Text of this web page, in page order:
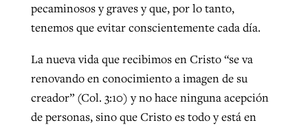
pecaminosos y graves y que, por lo tanto,
tenemos que evitar conscientemente cada día.
La nueva vida que recibimos en Cristo “se va
renovando en conocimiento a imagen de su
creador” (Col. 3:10) y no hace ninguna acepción
de personas, sino que Cristo es todo y está en